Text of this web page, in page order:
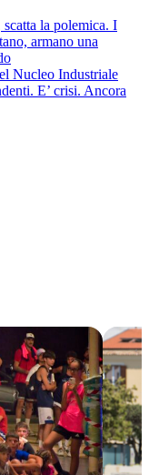
la polemica. I
armano una
Nucleo Industriale
E’ crisi. Ancora